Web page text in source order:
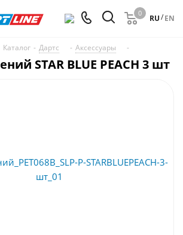
0
RU/EN
Каталог - Дартс - Аксессуары -
STAR BLUE PEACH 3 шт